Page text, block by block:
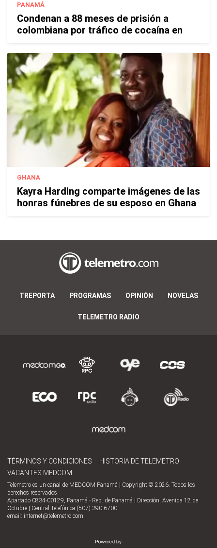
PANAMÁ
Condenan a 88 meses de prisión a
colombiana por tráfico de cocaína en
GHANA
Kayra Harding comparte imágenes de las
honras fúnebres de su esposo en Ghana
TREPORTA PROGRAMAS OPINIÓN NOVELAS
TELEMETRO RADIO
TÉRMINOS Y CONDICIONES
HISTORIA DE TELEMETRO
VACANTES MEDCOM
Telemetro es un canal de MEDCOM Panamá | Copyright © 2026. Todos los
derechos reservados.
Apartado 0834-00129, Panamá - Rep. de Panamá | Dirección, Avenida 12 de
Octubre | Central Telefónica (507) 390-6700
email: internet@telemetro.com